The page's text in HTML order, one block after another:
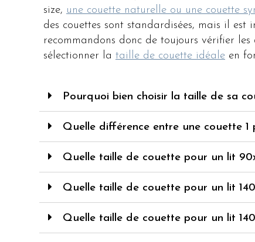
size, une couette naturelle ou une couette
des couettes sont standardisées, mais il
recommandons donc de toujours vérifier
sélectionner la taille de couette idéale en
Pourquoi bien choisir la taille de sa
Quelle différence entre une couette 1
Quelle taille de couette pour un lit
Quelle taille de couette pour un lit
Quelle taille de couette pour un lit